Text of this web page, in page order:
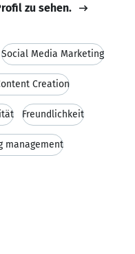
zu sehen.
Social Media Marketing
Creation
Freundlichkeit
management